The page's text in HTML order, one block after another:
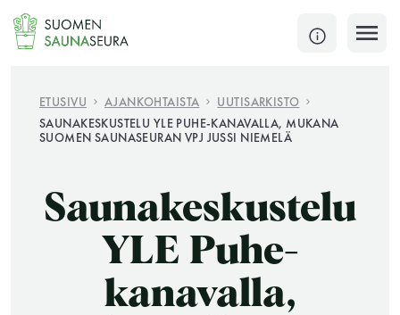
Siirry
sisältöön
SULJE
Jokaisen kuun 1. lauantai on jaettu ja jokaisen kuun
KATSO TARKEMMAT AUKIOLOAJAT
JÄSENSIVUT
HAE
ETUSIVU AJANKOHTAISTA
UUTISARKISTO
SAUNAKESKUSTELU YLE PUHE-KANAVALLA, MUKANA
SUOMEN SAUNASEURAN VPJ JUSSI NIEMELÄ
Saunakeskustelu
YLE Puhe-
kanavalla,